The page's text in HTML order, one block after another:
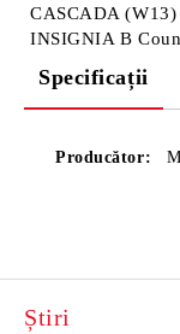
CASCADA
INSIGNIA B
Specificații
Producător:
Știri